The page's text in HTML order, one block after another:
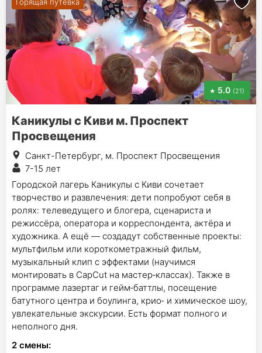
5.0 (21)
Каникулы с Киви м. Проспект
Просвещения
Санкт-Петербург, м. Проспект Просвещения
7-15 лет
Городской лагерь Каникулы с Киви сочетает
творчество и развлечения: дети попробуют себя в
ролях: телеведущего и блогера, сценариста и
режиссёра, оператора и корреспондента, актёра и
художника. А ещё — создадут собственные проекты:
мультфильм или короткометражный фильм,
музыкальный клип с эффектами (научимся
монтировать в CapCut на мастер‑классах). Также в
программе лазертаг и гейм‑баттлы, посещение
батутного центра и боулинга, крио‑ и химическое шоу,
увлекательные экскурсии. Есть формат полного и
неполного дня.
2 смены: